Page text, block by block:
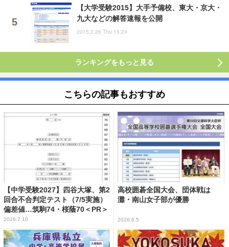
【大学受験2015】大手予備校、東大・京大・
九大などの解答速報を公開
2015.2.26 Thu 15:24
ランキングをもっと見る
こちらの記事もおすすめ
【中学受験2027】四谷大塚、第2
回合不合判定テスト（7/5実施）
偏差値…筑駒74・桜蔭70＜PR＞
2026.7.10
高校囲碁全国大会、団体戦は
灘・南山女子部が優勝
2026.8.5